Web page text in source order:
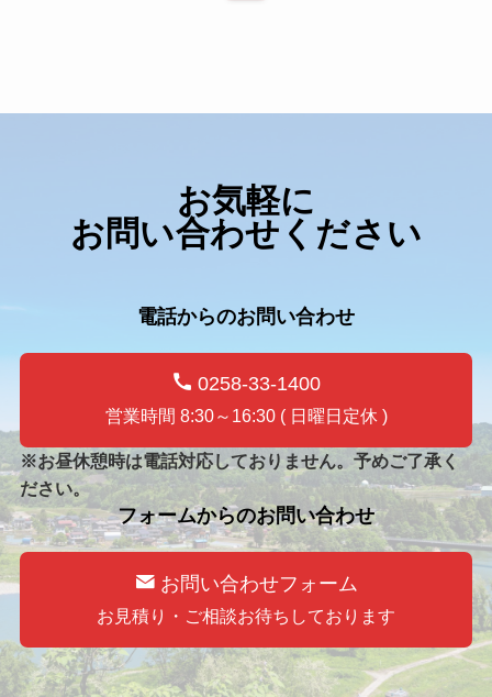
お気軽に
お問い合わせください
電話からのお問い合わせ
0258-33-1400
営業時間 8:30～16:30 ( 日曜日定休 )
※お昼休憩時は電話対応しておりません。予めご了承く
ださい。
フォームからのお問い合わせ
お問い合わせフォーム
お見積り・ご相談お待ちしております